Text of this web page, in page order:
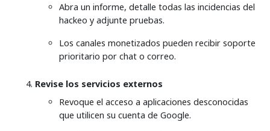
Abra un informe, detalle todas las incidencias del
hackeo y adjunte pruebas.
Los canales monetizados pueden recibir soporte
prioritario por chat o correo.
Revise los servicios externos
Revoque el acceso a aplicaciones desconocidas
que utilicen su cuenta de Google.